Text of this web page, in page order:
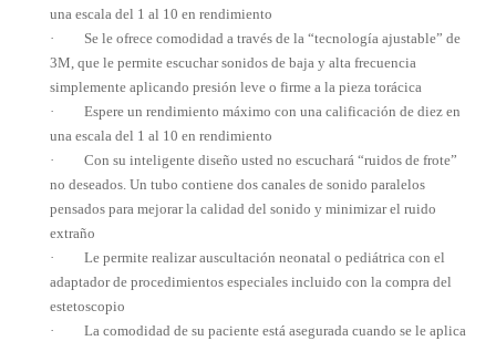
una escala del 1 al 10 en rendimiento
· Se le ofrece comodidad a través de la “tecnología ajustable” de
3M, que le permite escuchar sonidos de baja y alta frecuencia
simplemente aplicando presión leve o firme a la pieza torácica
· Espere un rendimiento máximo con una calificación de diez en
una escala del 1 al 10 en rendimiento
· Con su inteligente diseño usted no escuchará “ruidos de frote”
no deseados. Un tubo contiene dos canales de sonido paralelos
pensados para mejorar la calidad del sonido y minimizar el ruido
extraño
· Le permite realizar auscultación neonatal o pediátrica con el
adaptador de procedimientos especiales incluido con la compra del
estetoscopio
· La comodidad de su paciente está asegurada cuando se le aplica